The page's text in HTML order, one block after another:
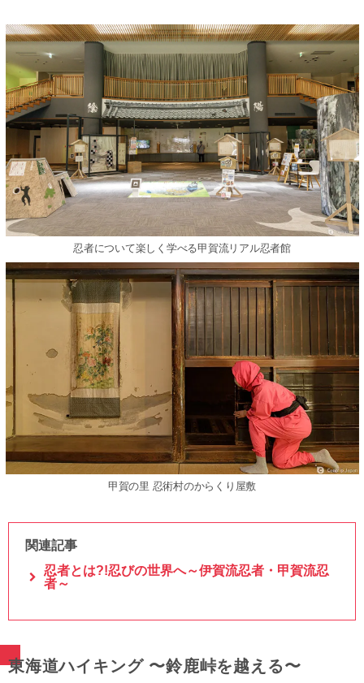
忍者について楽しく学べる甲賀流リアル忍者館
甲賀の里 忍術村のからくり屋敷
関連記事
忍者とは?!忍びの世界へ～伊賀流忍者・甲賀流忍
者～
東海道ハイキング 〜鈴鹿峠を越える〜